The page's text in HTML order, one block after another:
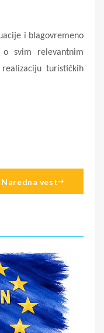
i blagovremeno
svim relevantnim
turističkih
Naredna vest